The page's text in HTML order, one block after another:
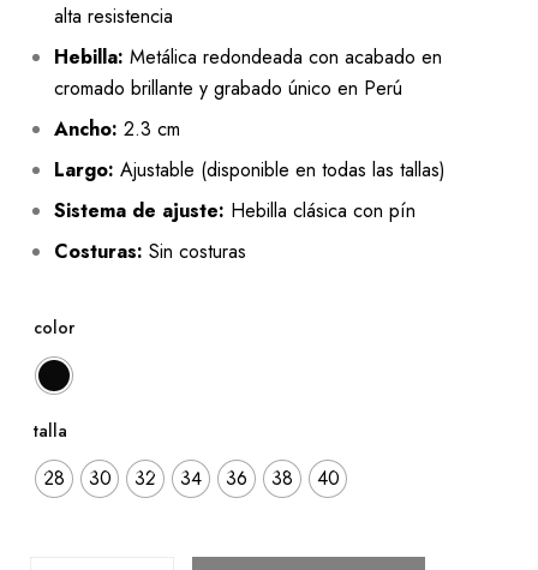
alta resistencia
Hebilla: Metálica redondeada con acabado en
cromado brillante y grabado único en Perú
Ancho: 2.3 cm
Largo: Ajustable (disponible en todas las tallas)
Sistema de ajuste: Hebilla clásica con pín
Costuras: Sin costuras
color
talla
28 30 32 34 36 38 40